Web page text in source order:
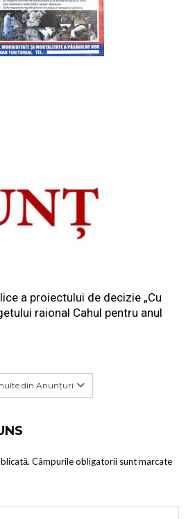
a proiectului de decizie „Cu
raional Cahul pentru anul
din Anunțuri
Câmpurile obligatorii sunt marcate